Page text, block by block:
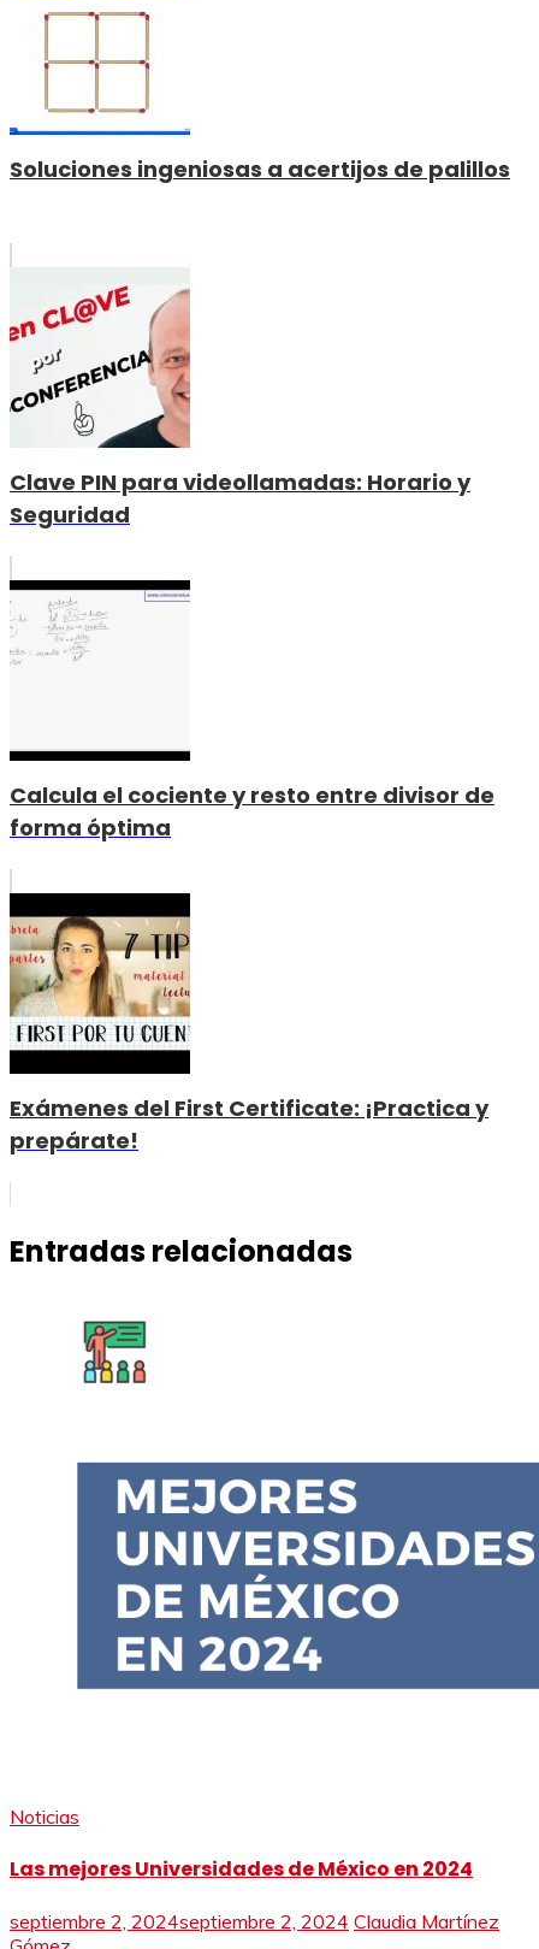
Soluciones ingeniosas a acertijos de palillos
Clave PIN para videollamadas: Horario y
Seguridad
Calcula el cociente y resto entre divisor de
forma óptima
Exámenes del First Certificate: ¡Practica y
prepárate!
Entradas relacionadas
Noticias
Las mejores Universidades de México en 2024
septiembre 2, 2024septiembre 2, 2024 Claudia Martínez